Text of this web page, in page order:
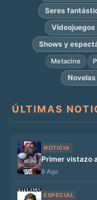
Seres
Videojuegos
Shows y
Metacine
ÚLTIMAS
NOTICIA
Primer vistazo
6 Ago
ESPECIAL